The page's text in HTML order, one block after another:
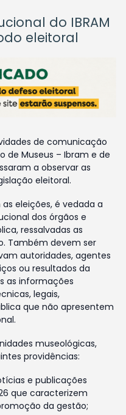
do IBRAM
eleitoral
de comunicação
de Museus – Ibram e de
a observar as
eleitoral.
eleições, é vedada a
dos órgãos e
ressalvadas as
Também devem ser
autoridades, agentes
ou resultados da
as informações
legais,
que não apresentem
museológicas,
providências:
e publicações
que caracterizem
da gestão;